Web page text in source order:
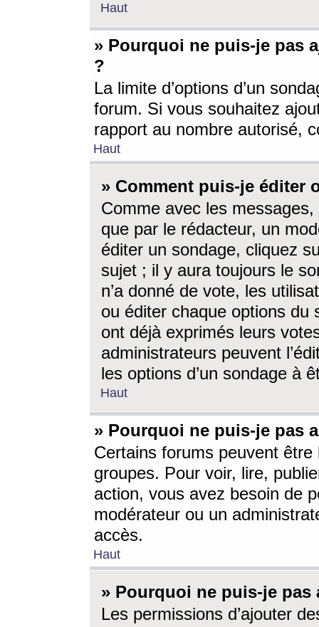
Haut
» Pourquoi ne puis-je pas
?
La limite d’options d’un
forum. Si vous souhaitez
rapport au nombre autorisé,
Haut
» Comment puis-je éditer
Comme avec les
que par le rédacteur, un
éditer un sondage, cliquez
sujet ; il y aura toujours le
n’a donné de vote, les
ou éditer chaque options du
ont déjà exprimés leurs
administrateurs peuvent
les options d’un sondage à
Haut
» Pourquoi ne puis-je pas
Certains forums peuvent être
groupes. Pour voir, lire,
action, vous avez besoin de
modérateur ou un
accès.
Haut
» Pourquoi ne puis-je
Les permissions d’ajouter